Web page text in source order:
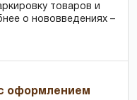
товаров и
о нововведениях –
оформлением